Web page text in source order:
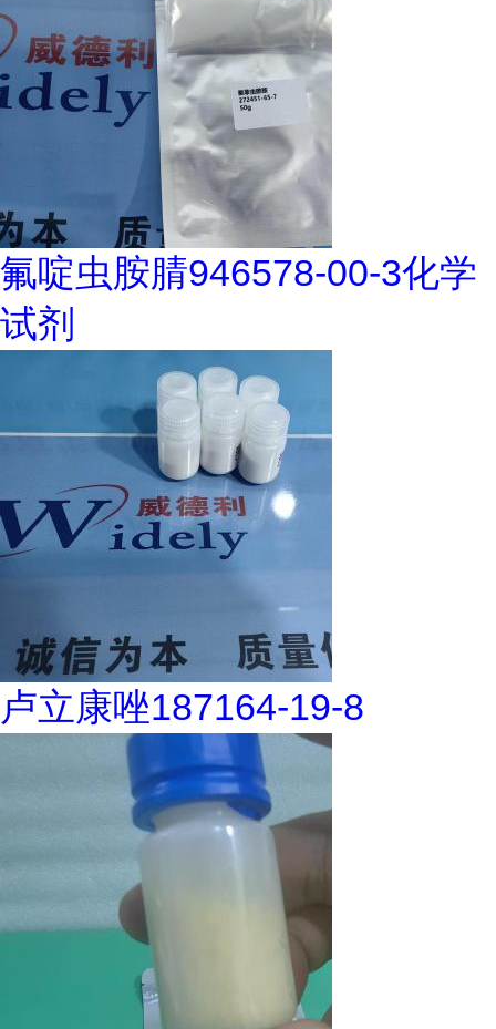
氟啶虫胺腈946578-00-3化学
试剂
卢立康唑187164-19-8